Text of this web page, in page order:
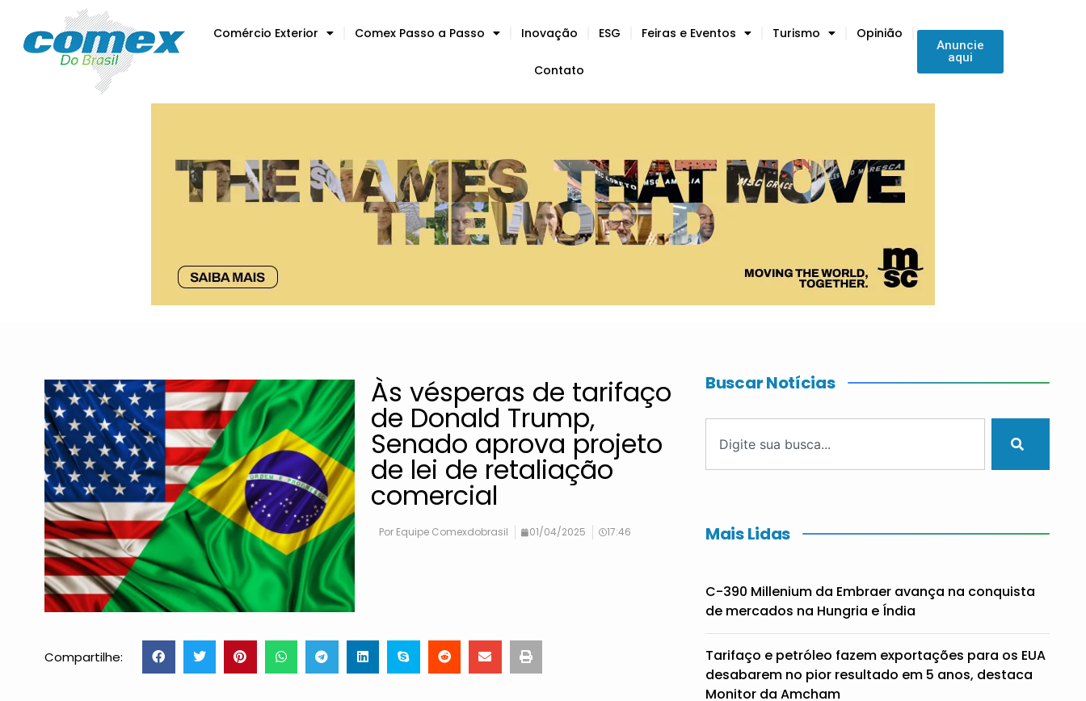
Comércio Exterior Comex Passo a Passo Inovação ESG Feiras e Eventos Turismo Opinião
Contato
Anuncie
aqui
Às vésperas de tarifaço
de Donald Trump,
Senado aprova projeto
de lei de retaliação
comercial
Por Equipe Comexdobrasil 01/04/2025 17:46
Compartilhe:
Buscar Notícias
Mais Lidas
C-390 Millenium da Embraer avança na conquista
de mercados na Hungria e Índia
Tarifaço e petróleo fazem exportações para os EUA
desabarem no pior resultado em 5 anos, destaca
Monitor da Amcham